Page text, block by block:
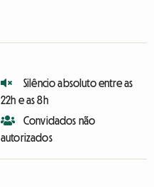
Silêncio absoluto entre as
22h e as 8h
Convidados não
autorizados